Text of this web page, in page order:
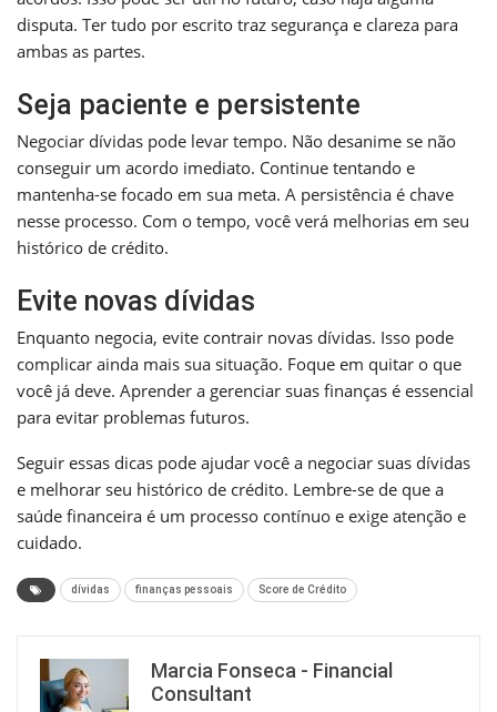
disputa. Ter tudo por escrito traz segurança e clareza para
ambas as partes.
Seja paciente e persistente
Negociar dívidas pode levar tempo. Não desanime se não
conseguir um acordo imediato. Continue tentando e
mantenha-se focado em sua meta. A persistência é chave
nesse processo. Com o tempo, você verá melhorias em seu
histórico de crédito.
Evite novas dívidas
Enquanto negocia, evite contrair novas dívidas. Isso pode
complicar ainda mais sua situação. Foque em quitar o que
você já deve. Aprender a gerenciar suas finanças é essencial
para evitar problemas futuros.
Seguir essas dicas pode ajudar você a negociar suas dívidas
e melhorar seu histórico de crédito. Lembre-se de que a
saúde financeira é um processo contínuo e exige atenção e
cuidado.
dívidas finanças pessoais Score de Crédito
Marcia Fonseca - Financial
Consultant